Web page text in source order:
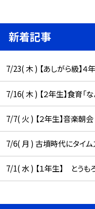
新着記事
7/23( 木 ) 【あしがら級】４
7/16( 木 ) 【２年生】食育「
7/7( 火 ) 【２年生】音楽朝会
7/6( 月 ) 古墳時代にタイム
7/1( 水 ) 【１年生】 とうも